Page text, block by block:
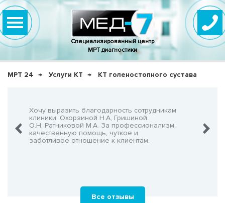
Специализированный центр
МРТ диагностики
МРТ 24 Услуги КТ КТ голеностопного сустава
Хочу выразить благодарность сотрудникам
клиники: Охорзиной Н.А, Гришиной
О.Н, Ратниковой М.А. За профессионализм,
качественную помощь, чуткое и
заботливое отношение к клиентам.
Все отзывы